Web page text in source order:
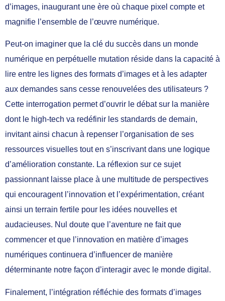
d’images, inaugurant une ère où chaque pixel compte et
magnifie l’ensemble de l’œuvre numérique.
Peut-on imaginer que la clé du succès dans un monde
numérique en perpétuelle mutation réside dans la capacité à
lire entre les lignes des formats d’images et à les adapter
aux demandes sans cesse renouvelées des utilisateurs ?
Cette interrogation permet d’ouvrir le débat sur la manière
dont le high-tech va redéfinir les standards de demain,
invitant ainsi chacun à repenser l’organisation de ses
ressources visuelles tout en s’inscrivant dans une logique
d’amélioration constante. La réflexion sur ce sujet
passionnant laisse place à une multitude de perspectives
qui encouragent l’innovation et l’expérimentation, créant
ainsi un terrain fertile pour les idées nouvelles et
audacieuses. Nul doute que l’aventure ne fait que
commencer et que l’innovation en matière d’images
numériques continuera d’influencer de manière
déterminante notre façon d’interagir avec le monde digital.
Finalement, l’intégration réfléchie des formats d’images